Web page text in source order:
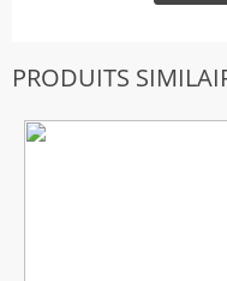
PRODUITS